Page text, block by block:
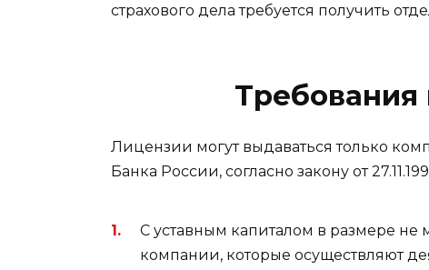
страхового дела требуется получить
Требования
Лицензии могут выдаваться только
Банка России, согласно закону от
С уставным капиталом в размере
компании, которые осуществляют